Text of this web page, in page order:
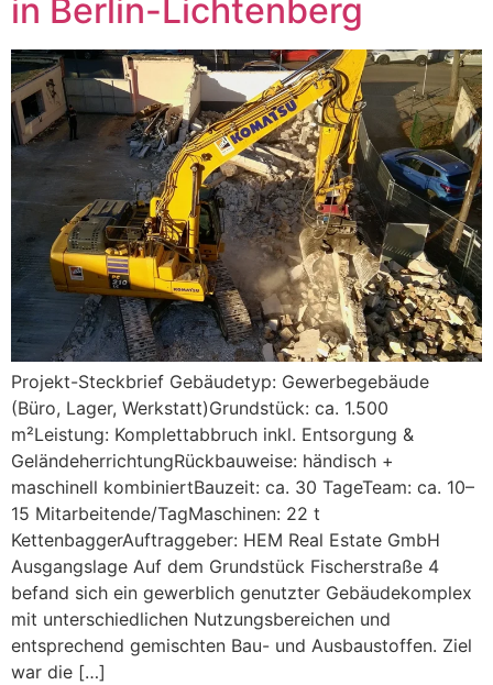
in Berlin-Lichtenberg
Projekt-Steckbrief Gebäudetyp: Gewerbegebäude
(Büro, Lager, Werkstatt)Grundstück: ca. 1.500
m²Leistung: Komplettabbruch inkl. Entsorgung &
GeländeherrichtungRückbauweise: händisch +
maschinell kombiniertBauzeit: ca. 30 TageTeam: ca. 10–
15 Mitarbeitende/TagMaschinen: 22 t
KettenbaggerAuftraggeber: HEM Real Estate GmbH
Ausgangslage Auf dem Grundstück Fischerstraße 4
befand sich ein gewerblich genutzter Gebäudekomplex
mit unterschiedlichen Nutzungsbereichen und
entsprechend gemischten Bau- und Ausbaustoffen. Ziel
war die […]